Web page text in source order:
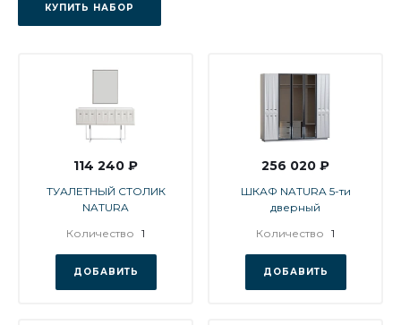
КУПИТЬ НАБОР
114 240 ₽
ТУАЛЕТНЫЙ СТОЛИК
NATURA
Количество 1
ДОБАВИТЬ
256 020 ₽
ШКАФ NATURA 5-ти
дверный
Количество 1
ДОБАВИТЬ